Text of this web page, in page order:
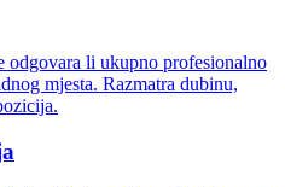
odgovara li ukupno profesionalno
mjesta. Razmatra dubinu,